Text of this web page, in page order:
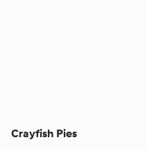
Crayfish Pies